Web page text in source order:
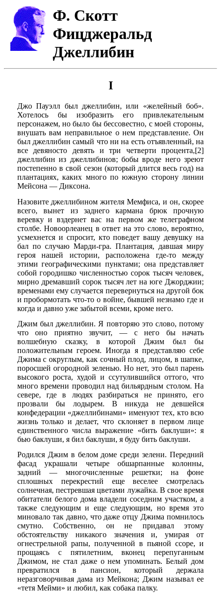
Ф. Скотт
Фицджеральд
Джеллибин
I
Джо Пауэлл был джеллибин, или «желейный боб».
Хотелось бы изобразить его привлекательным
персонажем, но было бы бессовестно, с моей стороны,
внушать вам неправильное о нем представление. Он
был джеллибин самый что ни на есть отъявленный, на
все девяносто девять и три четверти процента,[2]
джеллибин из джеллибинов; бобы вроде него зреют
постепенно в свой сезон (который длится весь год) на
плантациях, каких много по южную сторону линии
Мейсона — Диксона.
Назовите джеллибином жителя Мемфиса, и он, скорее
всего, вынет из заднего кармана брюк прочную
веревку и вздернет вас на первом же телеграфном
столбе. Новоорлеанец в ответ на это слово, вероятно,
усмехнется и спросит, кто поведет вашу девушку на
бал по случаю Марди-гра. Плантация, давшая миру
героя нашей истории, расположена где-то между
этими географическими пунктами; она представляет
собой городишко численностью сорок тысяч человек,
мирно дремавший сорок тысяч лет на юге Джорджии;
временами ему случается перевернуться на другой бок
и пробормотать что-то о войне, бывшей незнамо где и
когда и давно уже забытой всеми, кроме него.
Джим был джеллибин. Я повторяю это слово, потому
что оно приятно звучит, — с него бы начать
волшебную сказку, в которой Джим был бы
положительным героем. Иногда я представляю себе
Джима с округлым, как сочный плод, лицом, в шапке,
поросшей огородной зеленью. Но нет, это был парень
высокого роста, худой и ссутулившийся оттого, что
много времени проводил над бильярдным столом. На
севере, где в людях разбираться не принято, его
прозвали бы лодырем. В никуда не девшейся
конфедерации «джеллибинами» именуют тех, кто всю
жизнь только и делает, что склоняет в первом лице
единственного числа выражение «бить баклуши»: я
бью баклуши, я бил баклуши, я буду бить баклуши.
Родился Джим в белом доме среди зелени. Передний
фасад украшали четыре обшарпанные колонны,
задний — многочисленные решетки; на фоне
сплошных перекрестий еще веселее смотрелась
солнечная, пестревшая цветами лужайка. В свое время
обитатели белого дома владели соседним участком, а
также следующим и еще следующим, но время это
миновало так давно, что даже отцу Джима помнилось
смутно. Собственно, он не придавал этому
обстоятельству никакого значения и, умирая от
огнестрельной рапы, полученной в пьяной ссоре, и
прощаясь с пятилетним, вконец перепуганным
Джимом, не стал даже о нем упоминать. Белый дом
превратился в пансион, который держала
неразговорчивая дама из Мейкона; Джим называл ее
«тетя Мейми» и любил, как собака палку.